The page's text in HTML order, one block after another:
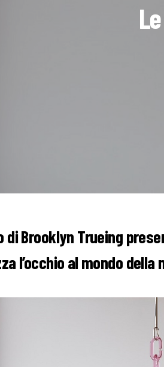
di Brooklyn Trueing
l’occhio al mondo della